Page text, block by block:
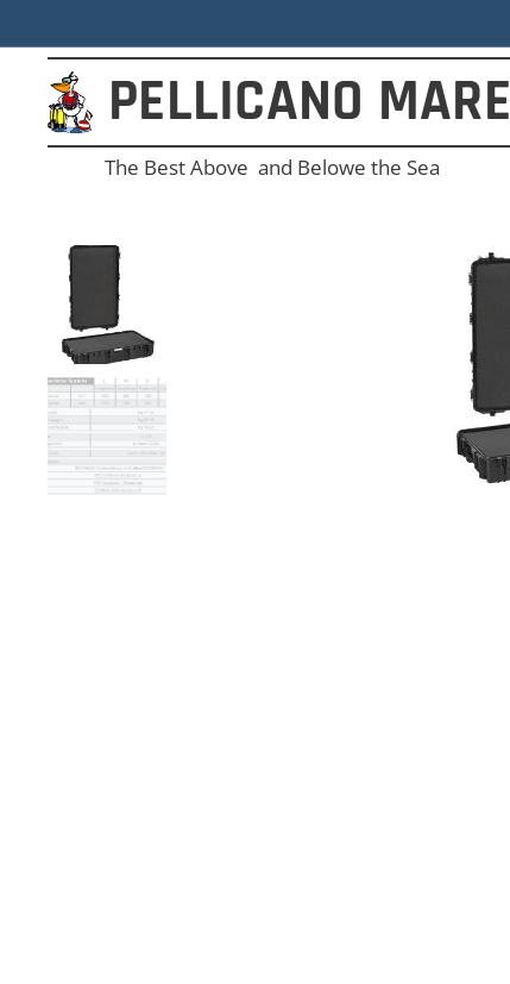
PELLICANO MARE
The Best Above and Belowe the Sea